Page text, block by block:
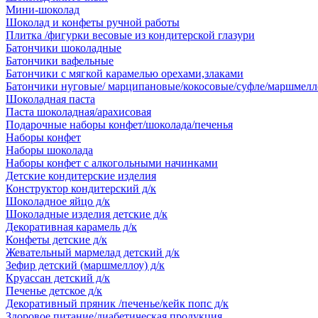
Мини-шоколад
Шоколад и конфеты ручной работы
Плитка /фигурки весовые из кондитерской глазури
Батончики шоколадные
Батончики вафельные
Батончики с мягкой карамелью орехами,злаками
Батончики нуговые/ марципановые/кокосовые/суфле/
Шоколадная паста
Паста шоколадная/арахисовая
Подарочные наборы конфет/шоколада/печенья
Наборы конфет
Наборы шоколада
Наборы конфет с алкогольными начинками
Детские кондитерские изделия
Конструктор кондитерский д/к
Шоколадное яйцо д/к
Шоколадные изделия детские д/к
Декоративная карамель д/к
Конфеты детские д/к
Жевательный мармелад детский д/к
Зефир детский (маршмеллоу) д/к
Круассан детский д/к
Печенье детское д/к
Декоративный пряник /печенье/кейк попс д/к